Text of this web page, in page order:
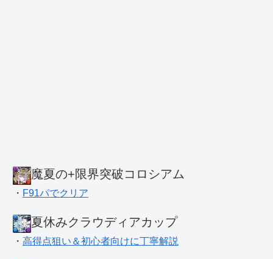
魔夏の+限界突破コロシアム
・ F91パでクリア
夏休みクラウディアカップ
・ 高得点狙い＆初心者向けに丁寧解説